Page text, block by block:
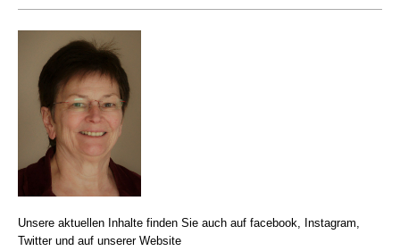
Unsere aktuellen Inhalte finden Sie auch auf facebook, Instagram,
Twitter und auf unserer Website